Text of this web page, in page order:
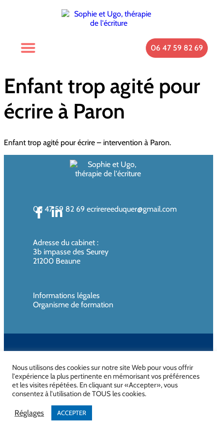
06 47 59 82 69
Enfant trop agité pour
écrire à Paron
Enfant trop agité pour écrire – intervention à Paron.
06 47 59 82 69 ecrirereeduquer@gmail.com
Adresse du cabinet :
3b impasse des Seurey
21200 Beaune
Informations légales
Organisme de formation
SIREN de l’organisme de formation : 819080961 – Organisme non
No Result
Nous utilisons des cookies sur notre site Web pour vous offrir
l'expérience la plus pertinente en mémorisant vos préférences
et les visites répétées. En cliquant sur «Accepter», vous
consentez à l'utilisation de TOUS les cookies.
Réglages ACCEPTER